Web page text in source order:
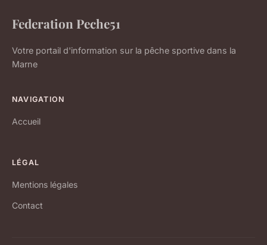
Federation Peche51
Votre portail d'information sur la pêche sportive dans la
Marne
NAVIGATION
Accueil
LÉGAL
Mentions légales
Contact